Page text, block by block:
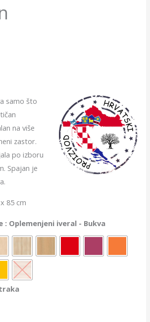
samo što
na više
zastor.
po izboru
Spajan je
85 cm
: Oplemenjeni iveral - Bukva